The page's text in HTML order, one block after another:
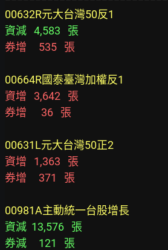
00632R元大台灣50反1
資減   4,583   張
券增     535   張
00664R國泰臺灣加權反1
資增   3,642   張
券增      36   張
00631L元大台灣50正2
資增   1,363   張
券增     371   張
00981A主動統一台股增長
資減  13,576   張
券減     121   張